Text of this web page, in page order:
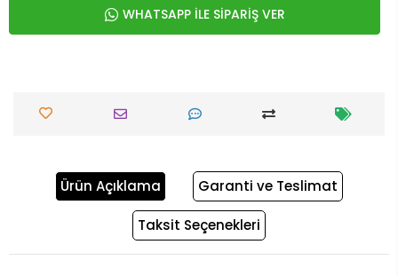
WHATSAPP İLE SİPARİŞ VER
Ürün Açıklama Garanti ve Teslimat
Taksit Seçenekleri